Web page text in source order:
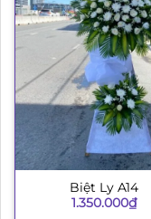
Biệt Ly A14
1.350.000₫